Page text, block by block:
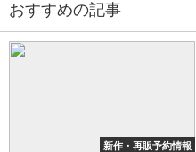
おすすめの記事
新作・再販予約情報